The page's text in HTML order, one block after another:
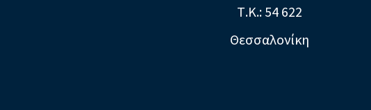
Τ.Κ.: 54 622
Θεσσαλονίκη